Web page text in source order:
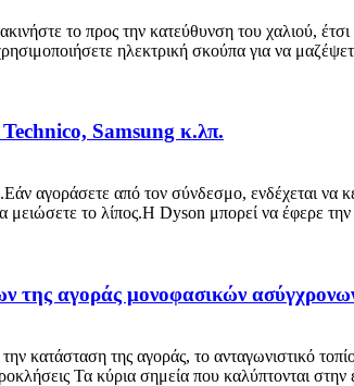
το προς την κατεύθυνση του χαλιού,
ηλεκτρική σκούπα για να
Samsung κ.λπ.
αγοράσετε από τον σύνδεσμο, ενδέχεται να
μειώσετε το λίπος.Η Dyson μπορεί να έφερε
της αγοράς μονοφασικών
της αγοράς, το ανταγωνιστικό
Τα κύρια σημεία που καλύπτονται